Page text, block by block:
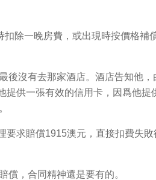
除一晚房費，或出現時按價格補
後沒有去那家酒店。酒店告知他，
供一張有效的信用卡，因爲他提
要求賠償1915澳元，直接扣費失
償，合同精神還是要有的。